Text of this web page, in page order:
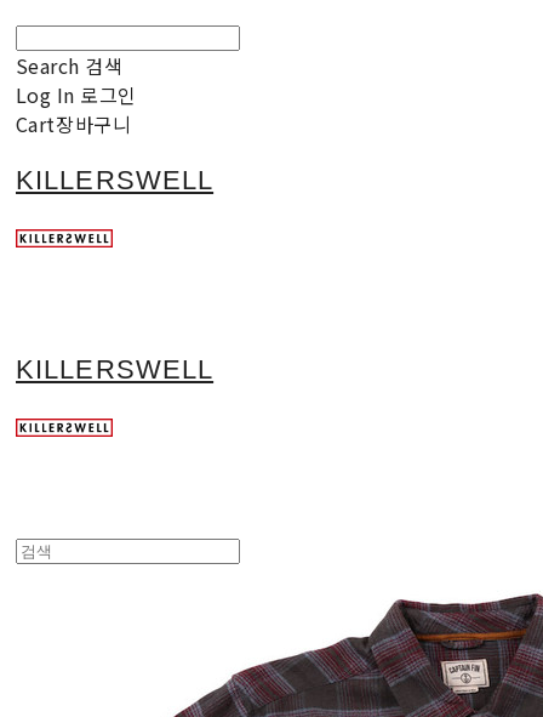
Search 검색
Log In 로그인
Cart장바구니
KILLERSWELL
KILLERSWELL